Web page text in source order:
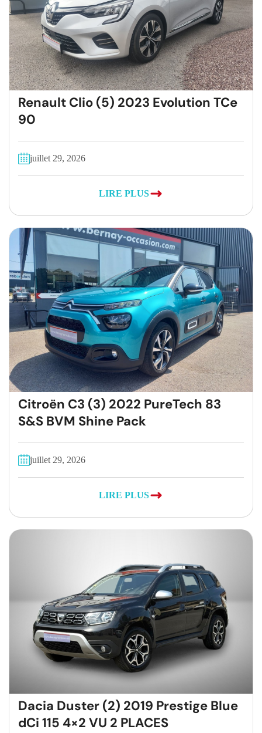
Renault Clio (5) 2023 Evolution TCe
90
juillet 29, 2026
LIRE PLUS
Citroën C3 (3) 2022 PureTech 83
S&S BVM Shine Pack
juillet 29, 2026
LIRE PLUS
Dacia Duster (2) 2019 Prestige Blue
dCi 115 4×2 VU 2 PLACES